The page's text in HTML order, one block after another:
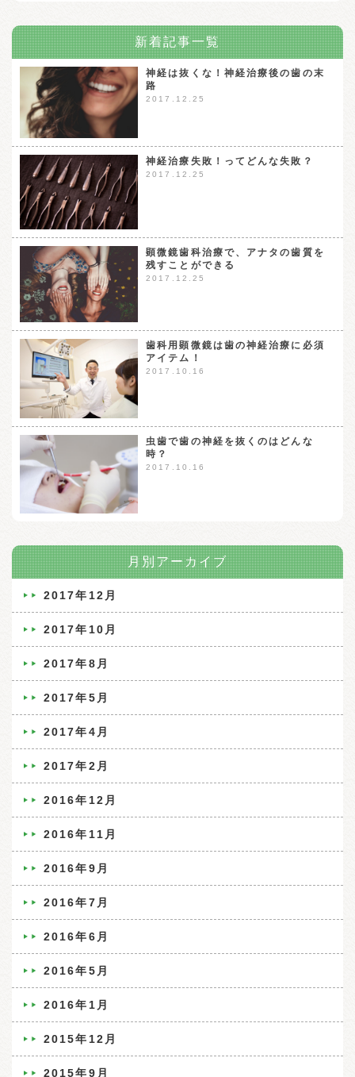
新着記事一覧
神経は抜くな！神経治療後の歯の末
路
2017.12.25
神経治療失敗！ってどんな失敗？
2017.12.25
顕微鏡歯科治療で、アナタの歯質を
残すことができる
2017.12.25
歯科用顕微鏡は歯の神経治療に必須
アイテム！
2017.10.16
虫歯で歯の神経を抜くのはどんな
時？
2017.10.16
月別アーカイブ
2017年12月
2017年10月
2017年8月
2017年5月
2017年4月
2017年2月
2016年12月
2016年11月
2016年9月
2016年7月
2016年6月
2016年5月
2016年1月
2015年12月
2015年9月